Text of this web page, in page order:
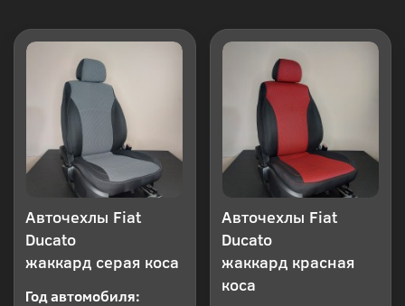
Авточехлы Fiat
Ducato
жаккард серая коса
Год автомобиля:
Авточехлы Fiat
Ducato
жаккард красная
коса